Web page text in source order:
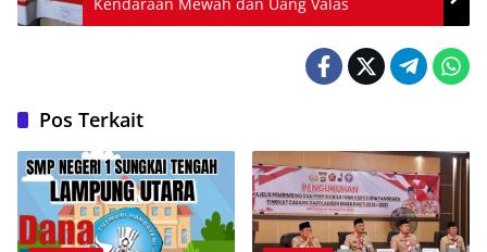
Pos Terkait